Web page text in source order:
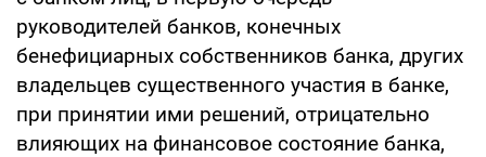
руководителей банков, конечных
бенефициарных собственников банка, других
владельцев существенного участия в банке,
при принятии ими решений, отрицательно
влияющих на финансовое состояние банка,